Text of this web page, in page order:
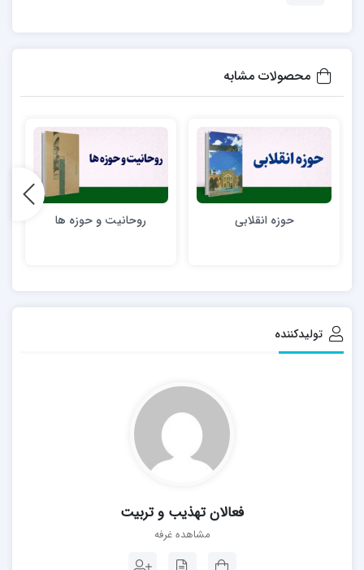
محصولات مشابه
حوزه انقلابی روحانیت و حوزه ها
تولیدکننده
فعالان تهذیب و تربیت
مشاهده غرفه